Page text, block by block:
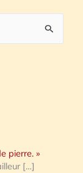
pierre. »
[…]